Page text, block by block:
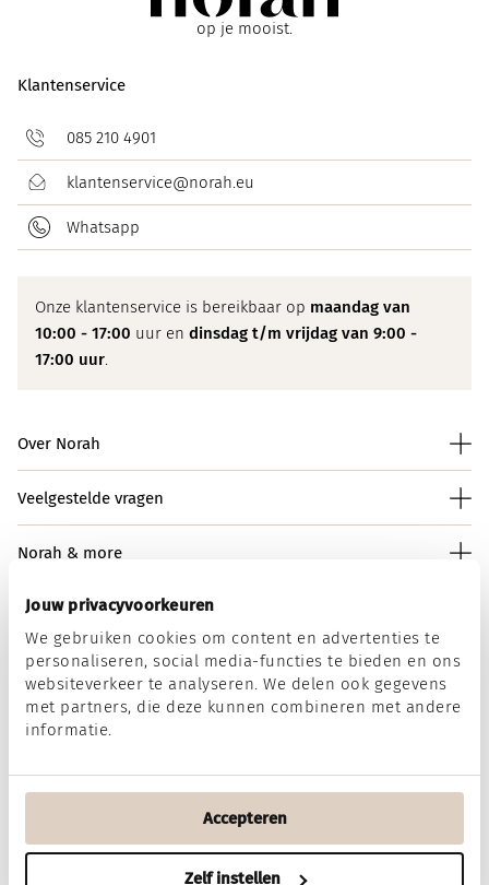
Jouw privacyvoorkeuren
We gebruiken cookies om content en advertenties te
personaliseren, social media-functies te bieden en ons
websiteverkeer te analyseren. We delen ook gegevens
met partners, die deze kunnen combineren met andere
informatie.
Accepteren
Zelf instellen
op je mooist.
Klantenservice
085 210 4901
klantenservice@norah.eu
Whatsapp
Onze klantenservice is bereikbaar op maandag van
10:00 - 17:00 uur en dinsdag t/m vrijdag van 9:00 -
17:00 uur.
Over Norah
Veelgestelde vragen
Norah & more
Norah op social media
DisclaimerPrivacy & Cookies